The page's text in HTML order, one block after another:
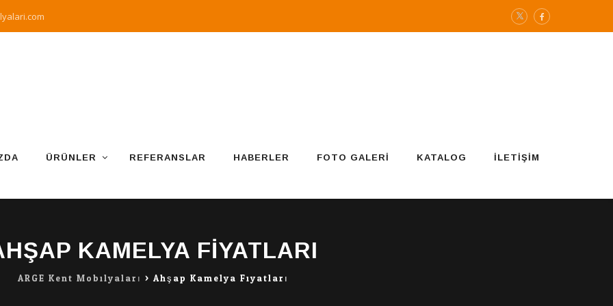
ÜRÜNLER REFERANSLAR HABERLER FOTO GALERI KATALOG İLETIŞIM
KAMELYA FIYATLARI
ARGE Kent Mobilyaları > Ahşap Kamelya Fiyatları